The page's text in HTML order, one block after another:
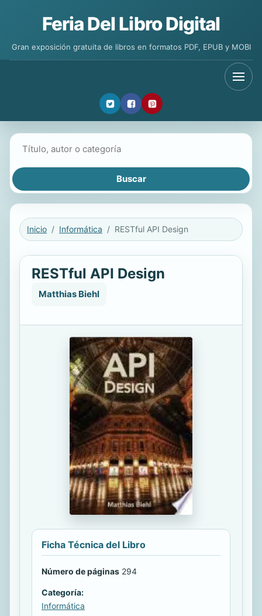
Feria Del Libro Digital
Gran exposición gratuita de libros en formatos PDF, EPUB y MOBI
Inicio Informática RESTful API Design
RESTful API Design
Matthias Biehl
Ficha Técnica del Libro
Número de páginas 294
Categoría:
Informática